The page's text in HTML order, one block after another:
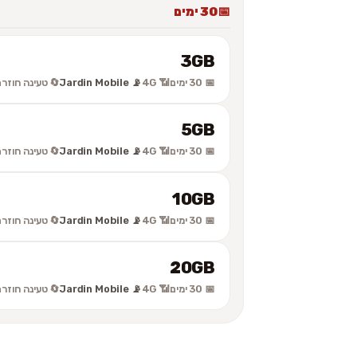
30 ימים
3GB
📅 30 ימים 📶 4G
📡 Jardin Mobile 🔄 טעינה
5GB
📅 30 ימים 📶 4G
📡 Jardin Mobile 🔄 טעינה
10GB
📅 30 ימים 📶 4G
📡 Jardin Mobile 🔄 טעינה
20GB
📅 30 ימים 📶 4G
📡 Jardin Mobile 🔄 טעינה